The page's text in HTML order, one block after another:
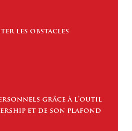
les obstacles
grâce à l’outil
et de son plafond